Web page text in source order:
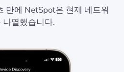
만에 NetSpot은 현재 네트워
나열했습니다.